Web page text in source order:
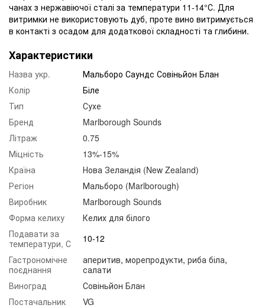
чанах з нержавіючої сталі за температури 11-14°С. Для
витримки не використовують дуб, проте вино витримується
в контакті з осадом для додаткової складності та глибини.
Характеристики
Назва укр.
Мальборо Саундс Совіньйон Блан
Колір
Біле
Тип
Сухе
Бренд
Marlborough Sounds
Літраж
0.75
Міцність
13%-15%
Країна
Нова Зеландія (New Zealand)
Регіон
Мальборо (Marlborough)
Виробник
Marlborough Sounds
Форма келиху
Келих для білого
Подавати за
температури, С
10-12
Гастрономічне
поєднання
аперитив, морепродукти, риба біла,
салати
Виноград
Совіньйон Блан
Постачальник
VG